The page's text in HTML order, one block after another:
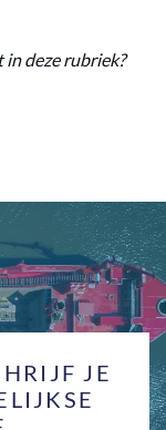
in deze rubriek?
JE